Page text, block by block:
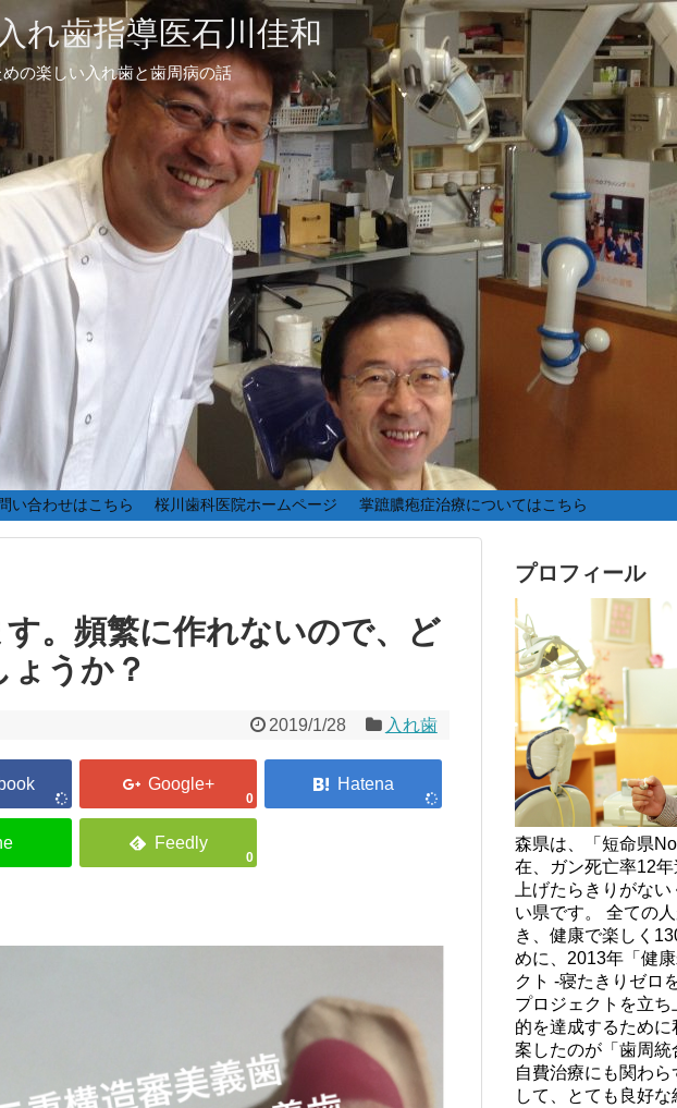
れ歯指導医石川佳和
の楽しい入れ歯と歯周病の話
い合わせはこちら 桜川歯科医院ホームページ 掌蹠膿疱症治療についてはこちら
。頻繁に作れないので、ど
うか？
2019/1/28 入れ歯
0
0
プロフィール
森県は、「短命県
在、ガン死亡率12
上げたらきりがな
い県です。 全ての
き、健康で楽しく
めに、2013年「健
クト -寝たきりゼロ
プロジェクトを立ち
的を達成するため
案したのが「歯周
自費治療にも関わ
して、とても良好な